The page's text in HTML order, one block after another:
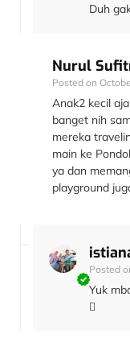
Duh
Nurul
Posted on
Anak2 kecil
banget nih
mereka
main ke
ya dan
playground
Posted
Yuk
😁